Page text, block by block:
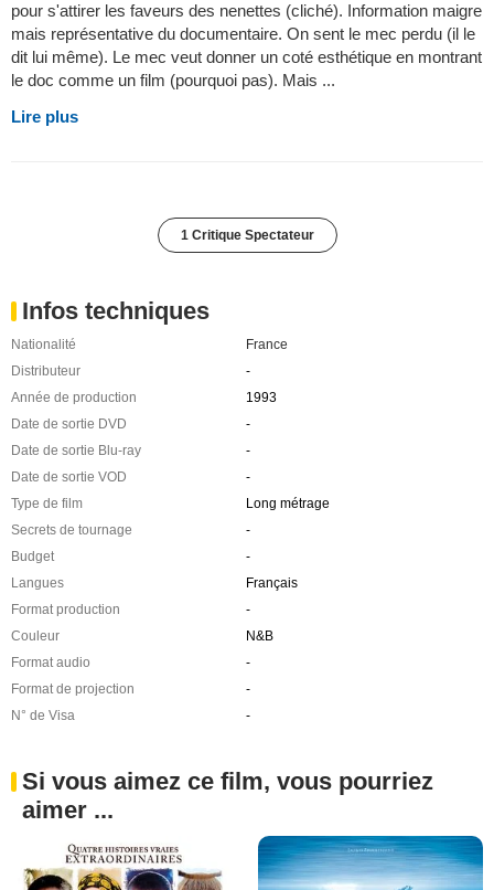
pour s'attirer les faveurs des nenettes (cliché). Information maigre
mais représentative du documentaire. On sent le mec perdu (il le
dit lui même). Le mec veut donner un coté esthétique en montrant
le doc comme un film (pourquoi pas). Mais ...
Lire plus
1 Critique Spectateur
Infos techniques
Nationalité
France
Distributeur
-
Année de production
1993
Date de sortie DVD
-
Date de sortie Blu-ray
-
Date de sortie VOD
-
Type de film
Long métrage
Secrets de tournage
-
Budget
-
Langues
Français
Format production
-
Couleur
N&B
Format audio
-
Format de projection
-
N° de Visa
-
Si vous aimez ce film, vous pourriez
aimer ...